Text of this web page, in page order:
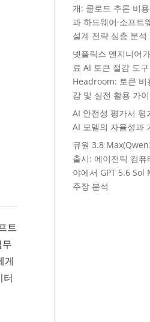
트
게
터
개: 클로드 추론 비
과 하드웨어·소프트
설계 전략 심층 분석
넷플릭스 엔지니어
료 AI 토큰 절감 도구
Headroom: 토큰 비
감 및 실전 활용 가
AI 안전성 평가서 평
AI 모델의 자율성과
큐원 3.8
출시: 에이전틱 컴퓨
야에서 GPT 5.6 Sol
주장 분석